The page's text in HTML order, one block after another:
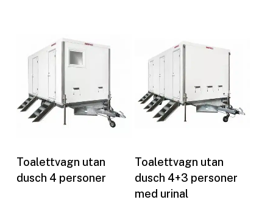
Toalettvagn utan
dusch 4 personer
Toalettvagn utan
dusch 4+3 personer
med urinal